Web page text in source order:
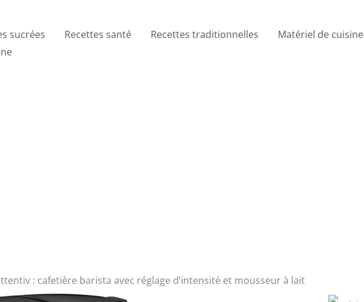
sucrées Recettes santé Recettes traditionnelles
Matériel de cuisine
: cafetière barista avec réglage d’intensité et mousseur à lait